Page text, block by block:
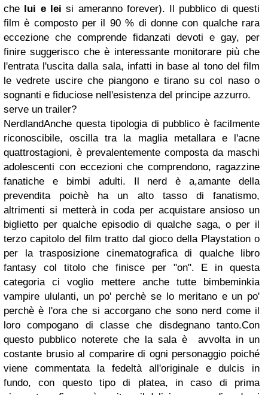
che lui e lei si ameranno forever). Il pubblico di questi
film è composto per il 90 % di donne con qualche rara
eccezione che comprende fidanzati devoti e gay, per
finire suggerisco che è interessante monitorare più che
l'entrata l'uscita dalla sala, infatti in base al tono del film
le vedrete uscire che piangono e tirano su col naso o
sognanti e fiduciose nell'esistenza del principe azzurro.
serve un trailer?
NerdlandAnche questa tipologia di pubblico è facilmente
riconoscibile, oscilla tra la maglia metallara e l'acne
quattrostagioni, è prevalentemente composta da maschi
adolescenti con eccezioni che comprendono, ragazzine
fanatiche e bimbi adulti. Il nerd è a,amante della
prevendita poichè ha un alto tasso di fanatismo,
altrimenti si metterà in coda per acquistare ansioso un
biglietto per qualche episodio di qualche saga, o per il
terzo capitolo del film tratto dal gioco della Playstation o
per la trasposizione cinematografica di qualche libro
fantasy col titolo che finisce per "on". E in questa
categoria ci voglio mettere anche tutte bimbeminkia
vampire ululanti, un po' perchè se lo meritano e un po'
perchè è l'ora che si accorgano che sono nerd come il
loro compogano di classe che disdegnano tanto.Con
questo pubblico noterete che la sala è avvolta in un
costante brusio al comparire di ogni personaggio poiché
viene commentata la fedeltà all'originale e dulcis in
fundo, con questo tipo di platea, in caso di prima